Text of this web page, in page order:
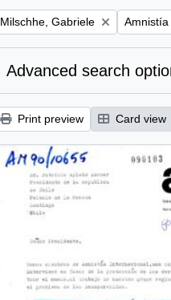
Remove filter:
Milschhe, Gabriele Remove
Advanced search
Print preview Card view